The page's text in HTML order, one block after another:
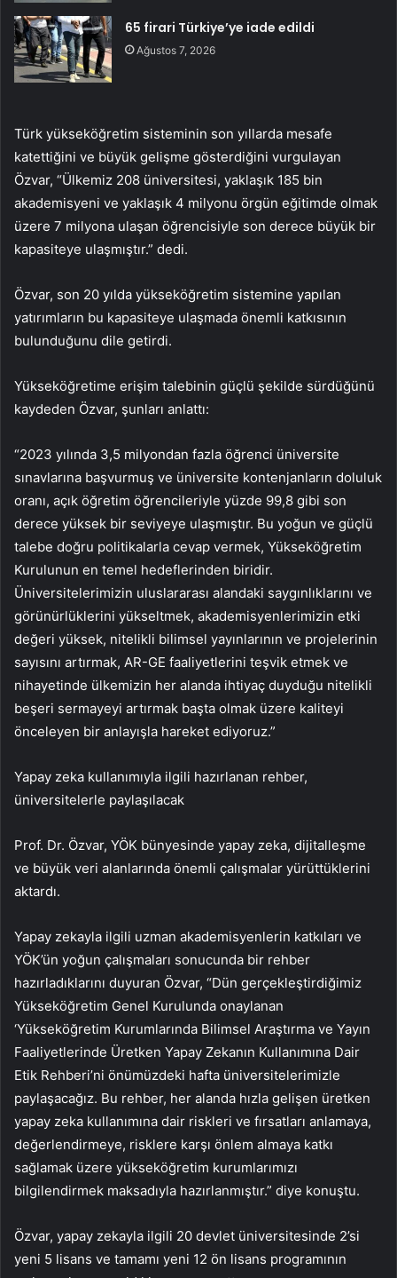
65 firari Türkiye’ye iade edildi
Ağustos 7, 2026
Türk yükseköğretim sisteminin son yıllarda mesafe
katettiğini ve büyük gelişme gösterdiğini vurgulayan
Özvar, “Ülkemiz 208 üniversitesi, yaklaşık 185 bin
akademisyeni ve yaklaşık 4 milyonu örgün eğitimde olmak
üzere 7 milyona ulaşan öğrencisiyle son derece büyük bir
kapasiteye ulaşmıştır.” dedi.
Özvar, son 20 yılda yükseköğretim sistemine yapılan
yatırımların bu kapasiteye ulaşmada önemli katkısının
bulunduğunu dile getirdi.
Yükseköğretime erişim talebinin güçlü şekilde sürdüğünü
kaydeden Özvar, şunları anlattı:
“2023 yılında 3,5 milyondan fazla öğrenci üniversite
sınavlarına başvurmuş ve üniversite kontenjanların doluluk
oranı, açık öğretim öğrencileriyle yüzde 99,8 gibi son
derece yüksek bir seviyeye ulaşmıştır. Bu yoğun ve güçlü
talebe doğru politikalarla cevap vermek, Yükseköğretim
Kurulunun en temel hedeflerinden biridir.
Üniversitelerimizin uluslararası alandaki saygınlıklarını ve
görünürlüklerini yükseltmek, akademisyenlerimizin etki
değeri yüksek, nitelikli bilimsel yayınlarının ve projelerinin
sayısını artırmak, AR-GE faaliyetlerini teşvik etmek ve
nihayetinde ülkemizin her alanda ihtiyaç duyduğu nitelikli
beşeri sermayeyi artırmak başta olmak üzere kaliteyi
önceleyen bir anlayışla hareket ediyoruz.”
Yapay zeka kullanımıyla ilgili hazırlanan rehber,
üniversitelerle paylaşılacak
Prof. Dr. Özvar, YÖK bünyesinde yapay zeka, dijitalleşme
ve büyük veri alanlarında önemli çalışmalar yürüttüklerini
aktardı.
Yapay zekayla ilgili uzman akademisyenlerin katkıları ve
YÖK’ün yoğun çalışmaları sonucunda bir rehber
hazırladıklarını duyuran Özvar, “Dün gerçekleştirdiğimiz
Yükseköğretim Genel Kurulunda onaylanan
‘Yükseköğretim Kurumlarında Bilimsel Araştırma ve Yayın
Faaliyetlerinde Üretken Yapay Zekanın Kullanımına Dair
Etik Rehberi’ni önümüzdeki hafta üniversitelerimizle
paylaşacağız. Bu rehber, her alanda hızla gelişen üretken
yapay zeka kullanımına dair riskleri ve fırsatları anlamaya,
değerlendirmeye, risklere karşı önlem almaya katkı
sağlamak üzere yükseköğretim kurumlarımızı
bilgilendirmek maksadıyla hazırlanmıştır.” diye konuştu.
Özvar, yapay zekayla ilgili 20 devlet üniversitesinde 2’si
yeni 5 lisans ve tamamı yeni 12 ön lisans programının